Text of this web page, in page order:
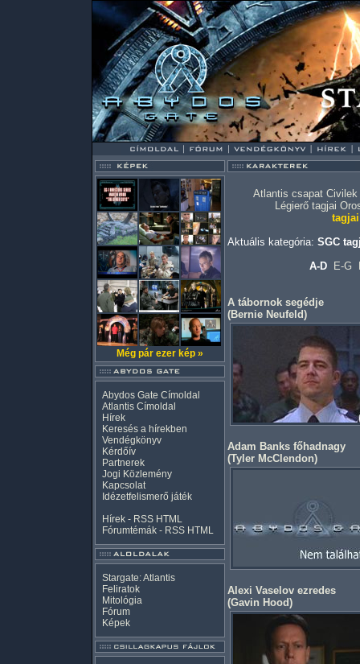
Még pár ezer kép »
Abydos Gate Címoldal
Atlantis Címoldal
Hírek
Keresés a hírekben
Vendégkönyv
Kérdőív
Partnerek
Jogi Közlemény
Kapcsolat
Idézetfelismerő játék
Hírek - RSS HTML
Fórumtémák - RSS HTML
Stargate: Atlantis
Feliratok
Mitológia
Fórum
Képek
Atlantis csapat Civilek
Légierő tagjai
tagjai
Aktuális kategória: SGC
A-D
E-G
A tábornok segédje
(Bernie Neufeld)
Adam Banks főhadnagy
(Tyler McClendon)
Alexi Vaselov ezredes
(Gavin Hood)